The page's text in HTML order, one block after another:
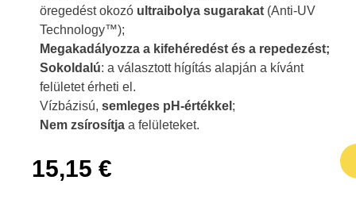
öregedést okozó ultraibolya sugarakat (Anti-UV
Technology™);
Megakadályozza a kifehéredést és a repedezést;
Sokoldalú: a választott hígítás alapján a kívánt
felületet érheti el.
Vízbázisú, semleges pH-értékkel ;
Nem zsírosítja a felületeket.
15,15 €